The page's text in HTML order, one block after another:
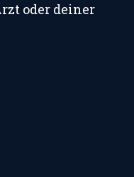
oder deiner